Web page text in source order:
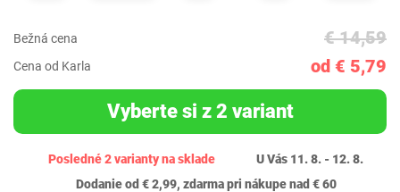
Bežná cena € 14,59
Cena od Karla od € 5,79
Vyberte si z 2 variant
Posledné 2 varianty na sklade
U Vás 11. 8. - 12. 8.
Dodanie od € 2,99, zdarma pri nákupe nad € 60